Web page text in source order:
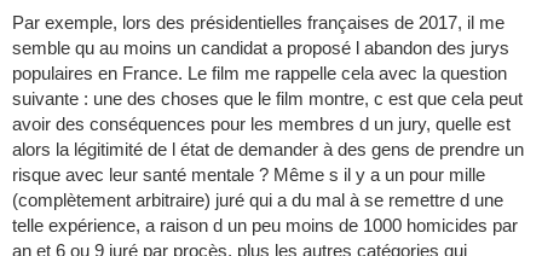
Par exemple, lors des présidentielles françaises de 2017, il me
semble qu au moins un candidat a proposé l abandon des jurys
populaires en France. Le film me rappelle cela avec la question
suivante : une des choses que le film montre, c est que cela peut
avoir des conséquences pour les membres d un jury, quelle est
alors la légitimité de l état de demander à des gens de prendre un
risque avec leur santé mentale ? Même s il y a un pour mille
(complètement arbitraire) juré qui a du mal à se remettre d une
telle expérience, a raison d un peu moins de 1000 homicides par
an et 6 ou 9 juré par procès, plus les autres catégories qui